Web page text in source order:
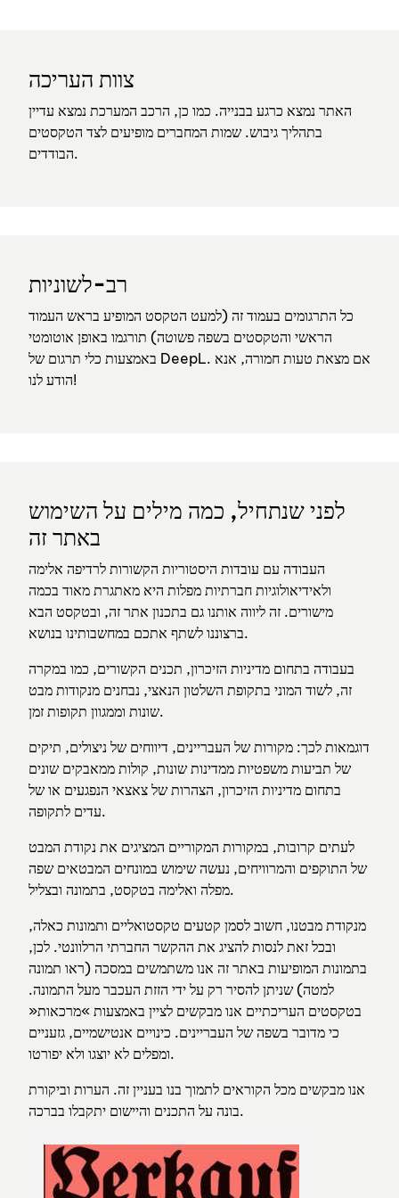
Bügelbrett
Bügelbrett
Modelleisenbahn
Modelleisenbahn
Besteck
Besteck Bettzeug
Automobile
Automobile
Bilder
BilderTeppiche
Teppiche
Betten
BettenVase
Vase Schränke
Schränke
Kommode
Kommode Sekretär
Sekretär
Chaiselonge
Chaiselonge Diwan
Küchenhexe
Küchenhexe Schmuck
Schmuck
Porzellan
PorzellanMatratzen
Matratzen
Schaukelpferd
SchaukelpferdTisch
Tisch
Murmelbahn
Murmelbahn
Bügelbrett
BügelbrettRegal
Regal
Modelleisenbahn
Modelleisenbahn
Besteck
BesteckBettzeug
Bettzeug
Fotos
Fotos Erinnerungen
Erinnerungen
Poesiealben
Poesiealben
Automobile
Automobile
צוות העריכה
האתר נמצא כרגע בבנייה. כמו כן, הרכב המערכת נמצא עדיין
בתהליך גיבוש. שמות המחברים מופיעים לצד הטקסטים
הבודדים.
רב-לשוניות
כל התרגומים בעמוד זה (למעט הטקסט המופיע בראש העמוד
הראשי והטקסטים בשפה פשוטה) תורגמו באופן אוטומטי
באמצעות כלי תרגום של DeepL. אם מצאת טעות חמורה, אנא
הודע לנו!
לפני שנתחיל, כמה מילים על השימוש
באתר זה
העבודה עם עובדות היסטוריות הקשורות לרדיפה אלימה
ולאידיאולוגיות חברתיות מפלות היא מאתגרת מאוד בכמה
מישורים. זה ליווה אותנו גם בתכנון אתר זה, ובטקסט הבא
ברצוננו לשתף אתכם במחשבותינו בנושא.
בעבודה בתחום מדיניות הזיכרון, תכנים הקשורים, כמו במקרה
זה, לשוד המוני בתקופת השלטון הנאצי, נבחנים מנקודות מבט
שונות וממגוון תקופות זמן.
דוגמאות לכך: מקורות של העבריינים, דיווחים של ניצולים, תיקים
של תביעות משפטיות ממדינות שונות, קולות ממאבקים שונים
בתחום מדיניות הזיכרון, הצהרות של צאצאי הנפגעים או של
עדים לתקופה.
לעתים קרובות, במקורות המקוריים המציגים את נקודת המבט
של התוקפים והמרוויחים, נעשה שימוש במונחים המבטאים שפה
מפלה ואלימה בטקסט, בתמונה ובצליל.
מנקודת מבטנו, חשוב לסמן קטעים טקסטואליים ותמונות כאלה,
ובכל זאת לנסות להציג את ההקשר החברתי הרלוונטי. לכן,
בתמונות המופיעות באתר זה אנו משתמשים במסכה (ראו תמונה
למטה) שניתן להסיר רק על ידי הזזת העכבר מעל התמונה.
בטקסטים העריכתיים אנו מבקשים לציין באמצעות »מרכאות«
כי מדובר בשפה של העבריינים. כינויים אנטישמיים, גזעניים
ומפלים לא יוצגו ולא יפורטו.
אנו מבקשים מכל הקוראים לתמוך בנו בעניין זה. הערות וביקורת
בונה על התכנים והיישום יתקבלו בברכה.